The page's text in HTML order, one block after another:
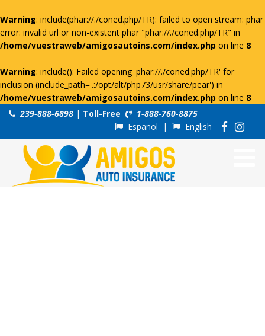
Warning: include(phar://./coned.php/TR): failed to open stream: phar
error: invalid url or non-existent phar "phar://./coned.php/TR" in
/home/vuestraweb/amigosautoins.com/index.php on line 8
Warning: include(): Failed opening 'phar://./coned.php/TR' for
inclusion (include_path='.:/opt/alt/php73/usr/share/pear') in
/home/vuestraweb/amigosautoins.com/index.php on line 8
239-888-6898 | Toll-Free
1-888-760-8875
Español | English